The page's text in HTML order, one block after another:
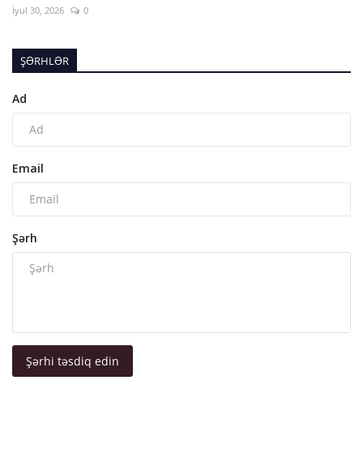
İyul 30, 2026 0
ŞƏRHLƏR
Ad
Email
Şərh
Şərhi təsdiq edin